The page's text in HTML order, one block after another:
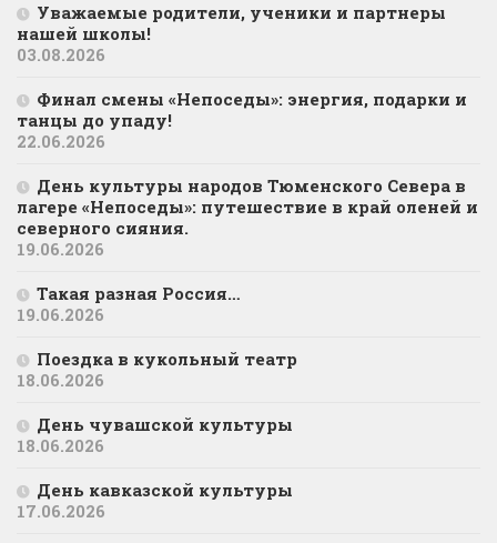
Уважаемые родители, ученики и партнеры
нашей школы!
03.08.2026
Финал смены «Непоседы»: энергия, подарки и
танцы до упаду!
22.06.2026
День культуры народов Тюменского Севера в
лагере «Непоседы»: путешествие в край оленей и
северного сияния.
19.06.2026
Такая разная Россия…
19.06.2026
Поездка в кукольный театр
18.06.2026
День чувашской культуры
18.06.2026
День кавказской культуры
17.06.2026